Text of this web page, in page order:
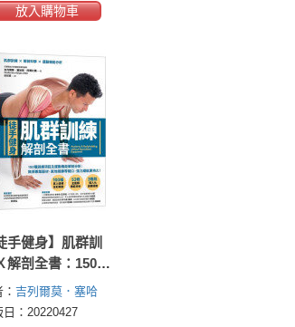
放入購物車
手健身】肌群訓
解剖全書：150種
項目及運動機能
分析；無須專業
吉列爾莫．塞哈
阿爾比爾(Guillermo
日：20220427